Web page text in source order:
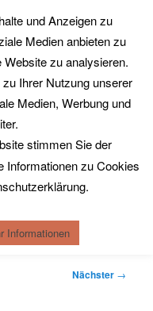
Röttgers
Nächster →
und Anzeigen zu
Medien anbieten zu
zu analysieren.
Ihrer Nutzung unserer
Medien, Werbung und
stimmen Sie der
Informationen zu Cookies
Informationen